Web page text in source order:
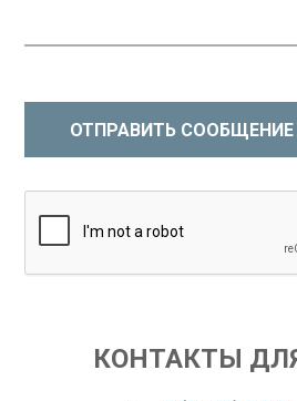
ОТПРАВИТЬ СООБЩЕНИЕ
КОНТАКТЫ